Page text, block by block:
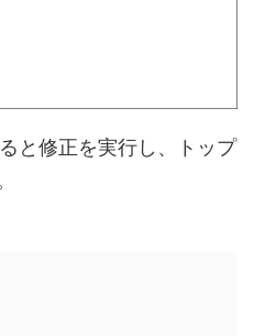
と修正を実行し、トップ